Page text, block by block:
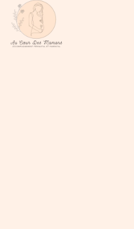
Panneau de gestion des cookies